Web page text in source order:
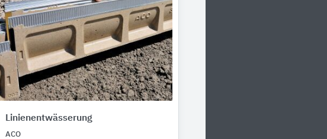
Linienentwässerung
ACO